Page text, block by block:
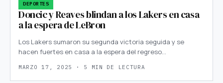
DEPORTES
Doncic y Reaves blindan a los Lakers en casa
a la espera de LeBron
Los Lakers sumaron su segunda victoria seguida y se
hacen fuertes en casa a la espera del regreso…
MARZO 17, 2025 · 5 MIN DE LECTURA